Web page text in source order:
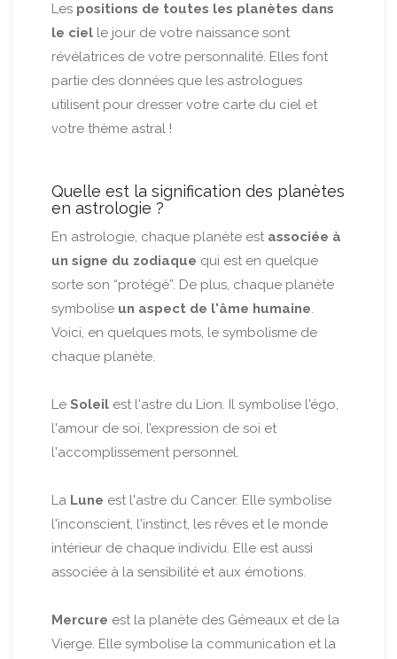
Les positions de toutes les planètes dans
le ciel le jour de votre naissance sont
révélatrices de votre personnalité. Elles font
partie des données que les astrologues
utilisent pour dresser votre carte du ciel et
votre thème astral !
Quelle est la signification des planètes
en astrologie ?
En astrologie, chaque planète est associée à
un signe du zodiaque qui est en quelque
sorte son “protégé”. De plus, chaque planète
symbolise un aspect de l'âme humaine.
Voici, en quelques mots, le symbolisme de
chaque planète.
Le Soleil est l'astre du Lion. Il symbolise l'égo,
l'amour de soi, l’expression de soi et
l'accomplissement personnel.
La Lune est l'astre du Cancer. Elle symbolise
l'inconscient, l'instinct, les rêves et le monde
intérieur de chaque individu. Elle est aussi
associée à la sensibilité et aux émotions.
Mercure est la planète des Gémeaux et de la
Vierge. Elle symbolise la communication et la